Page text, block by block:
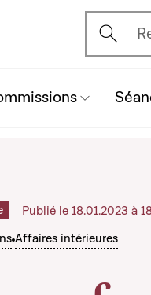
Ouvrir
Affaires intérieures
Publié le 18.01.2023 à